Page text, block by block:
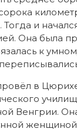
и
Она была
к
в
Венгрии.
женщиной